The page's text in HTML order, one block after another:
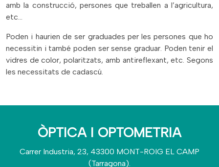
amb la construcció, persones que treballen a l’agricultura,
etc...
Poden i haurien de ser graduades per les persones que ho
necessitin i també poden ser sense graduar. Poden tenir el
vidres de color, polaritzats, amb antireflexant, etc. Segons
les necessitats de cadascú.
ÒPTICA I OPTOMETRIA
Carrer Industria, 23, 43300 MONT-ROIG EL CAMP
(Tarragona).